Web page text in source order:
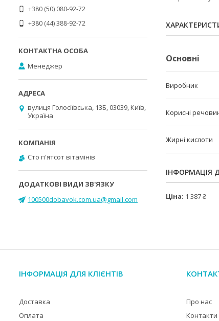
Основні
Виробник
Корисні
Жирні кислоти
ІНФОРМАЦІЯ
Ціна: 1 387 ₴
+380 (50) 080-92-72
+380 (44) 388-92-72
Менеджер
вулиця Голосіївська, 13Б, 03039, Київ,
Україна
Cто п'ятсот вітамінів
100500dobavok.com.ua@gmail.com
ІНФОРМАЦІЯ ДЛЯ КЛІЄНТІВ
Доставка
Оплата
Про нас
Контакти